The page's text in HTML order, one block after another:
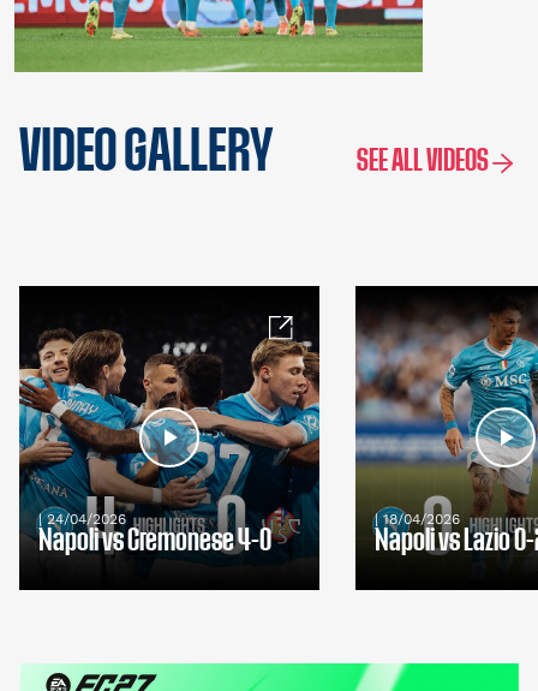
VIDEO GALLERY SEE ALL VIDEOS
| 24/04/2026
Napoli vs Cremonese 4-0
| 18/04/2026
Napoli vs Lazio